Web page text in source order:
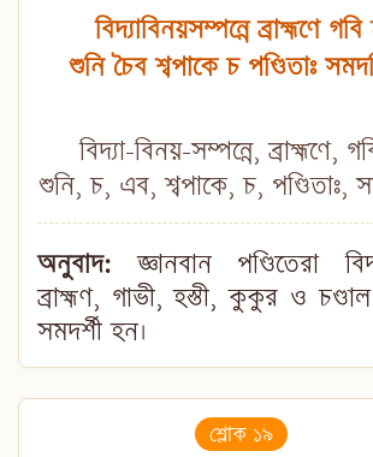
বিদ্যাবিনয়সম্পন্নে ব্রাহ্মণে গবি
শুনি চৈব শ্বপাকে চ পণ্ডিতাঃ
বিদ্যা-বিনয়-সম্পন্নে, ব্রাহ্মণে,
শুনি, চ, এব, শ্বপাকে, চ, পণ্ডিতাঃ,
অনুবাদ: জ্ঞানবান পণ্ডিতেরা
ব্রাহ্মণ, গাভী, হস্তী, কুকুর ও
সমদর্শী হন।
শ্লোক ১৯